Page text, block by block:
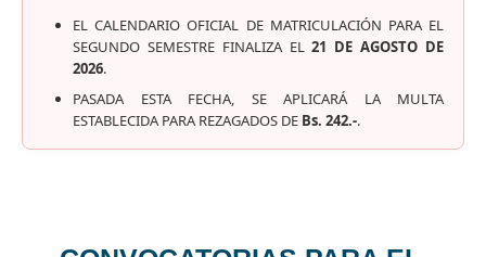
EL CALENDARIO OFICIAL DE MATRICULACIÓN PARA EL
SEGUNDO SEMESTRE FINALIZA EL21 DE AGOSTO DE
2026.
PASADA ESTA FECHA, SE APLICARÁ LA MULTA
ESTABLECIDA PARA REZAGADOS DE Bs. 242.-.